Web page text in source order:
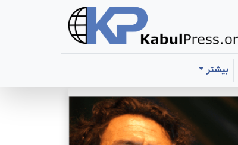
بیشتر